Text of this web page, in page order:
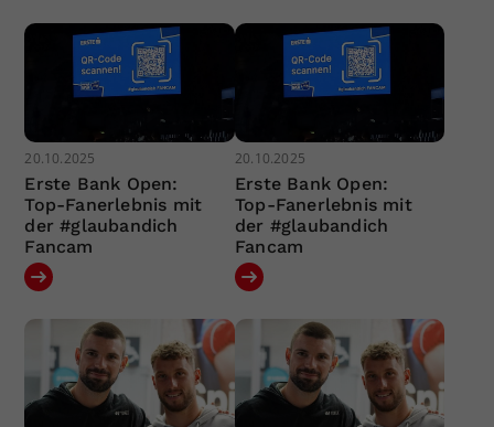
20.10.2025
Erste Bank Open:
Top-Fanerlebnis mit
der #glaubandich
Fancam
20.10.2025
Erste Bank Open:
Top-Fanerlebnis mit
der #glaubandich
Fancam